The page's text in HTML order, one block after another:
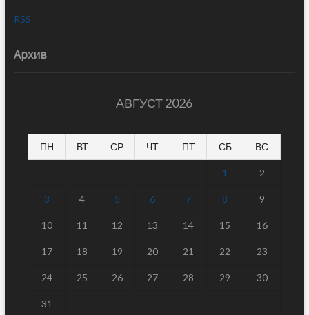
RSS
Архив
АВГУСТ 2026
ПН ВТ СР ЧТ ПТ СБ ВС
1 2
3 4 5 6 7 8 9
10 11 12 13 14 15 16
17 18 19 20 21 22 23
24 25 26 27 28 29 30
31